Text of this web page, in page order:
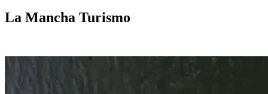
La Mancha Turismo